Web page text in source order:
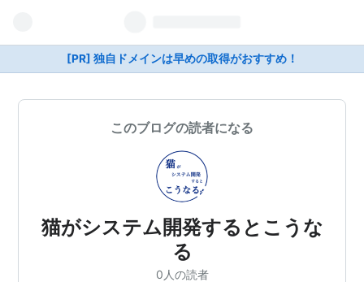
[PR] 独自ドメインは早めの取得がおすすめ！
このブログの読者になる
猫がシステム開発するとこうな
る
0人の読者